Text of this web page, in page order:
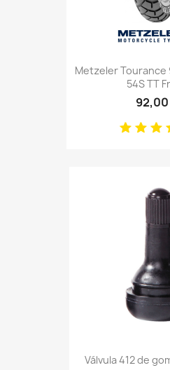
Metzeler Tourance
54S TT
Válvula 412 de